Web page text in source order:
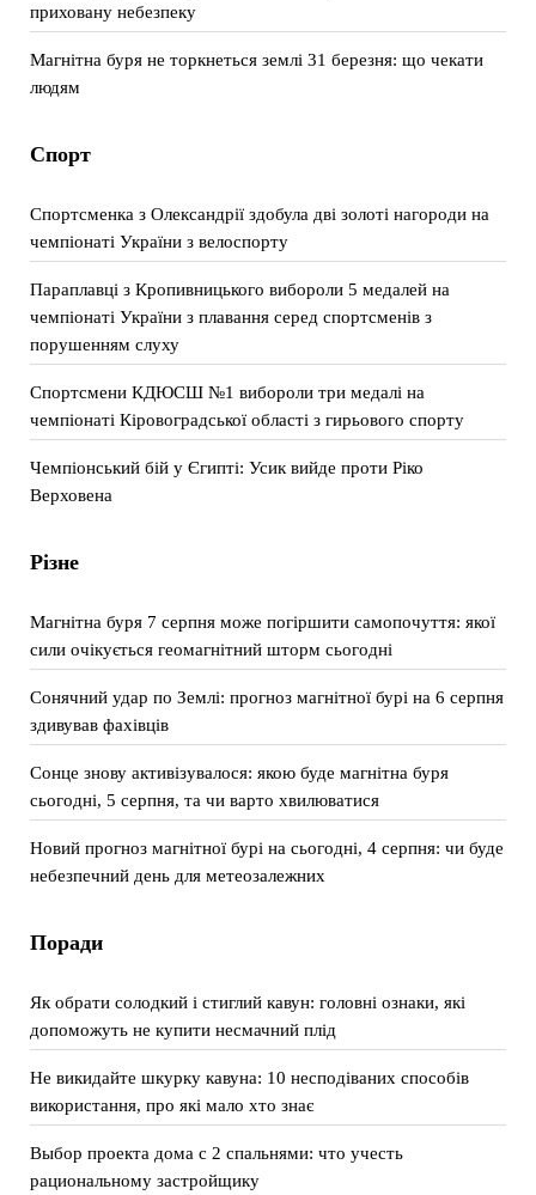
приховану небезпеку
Магнітна буря не торкнеться землі 31 березня: що чекати
людям
Спорт
Спортсменка з Олександрії здобула дві золоті нагороди на
чемпіонаті України з велоспорту
Параплавці з Кропивницького вибороли 5 медалей на
чемпіонаті України з плавання серед спортсменів з
порушенням слуху
Спортсмени КДЮСШ №1 вибороли три медалі на
чемпіонаті Кіровоградської області з гирьового спорту
Чемпіонський бій у Єгипті: Усик вийде проти Ріко
Верховена
Різне
Магнітна буря 7 серпня може погіршити самопочуття: якої
сили очікується геомагнітний шторм сьогодні
Сонячний удар по Землі: прогноз магнітної бурі на 6 серпня
здивував фахівців
Сонце знову активізувалося: якою буде магнітна буря
сьогодні, 5 серпня, та чи варто хвилюватися
Новий прогноз магнітної бурі на сьогодні, 4 серпня: чи буде
небезпечний день для метеозалежних
Поради
Як обрати солодкий і стиглий кавун: головні ознаки, які
допоможуть не купити несмачний плід
Не викидайте шкурку кавуна: 10 несподіваних способів
використання, про які мало хто знає
Выбор проекта дома с 2 спальнями: что учесть
рациональному застройщику